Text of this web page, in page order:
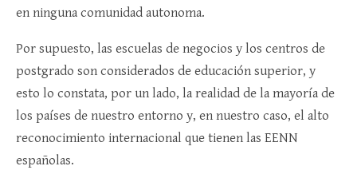
en ninguna comunidad autonoma.
Por supuesto, las escuelas de negocios y los centros de
postgrado son considerados de educación superior, y
esto lo constata, por un lado, la realidad de la mayoría de
los países de nuestro entorno y, en nuestro caso, el alto
reconocimiento internacional que tienen las EENN
españolas.